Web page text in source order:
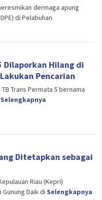
dermaga apung
di Pelabuhan
Dilaporkan Hilang di
Pencarian
TB Trans Permata 5 bernama
Selengkapnya
Ditetapkan sebagai
Riau (Kepri)
Daik di Selengkapnya